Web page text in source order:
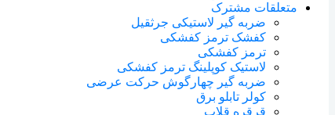
متعلقات مشترک
ضربه گیر لاستیکی جرثقیل
کفشک ترمز کفشکی
ترمز کفشکی
لاستیک کوپلینگ ترمز کفشکی
ضربه گیر چهارگوش حرکت عرضی
کولر تابلو برق
قرقره قلاب